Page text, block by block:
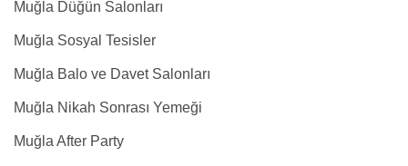
Muğla Düğün Salonları
Muğla Sosyal Tesisler
Muğla Balo ve Davet Salonları
Muğla Nikah Sonrası Yemeği
Muğla After Party